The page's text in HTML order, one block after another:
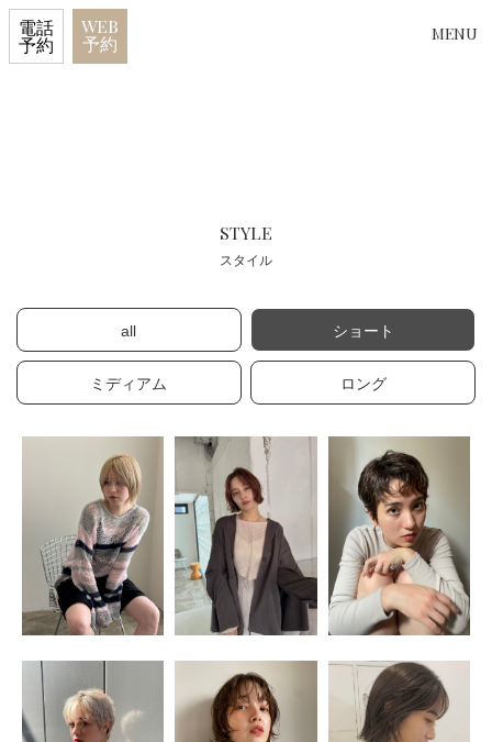
MENU
電話
予約
WEB
予約
STYLE
スタイル
all ショート
ミディアム ロング